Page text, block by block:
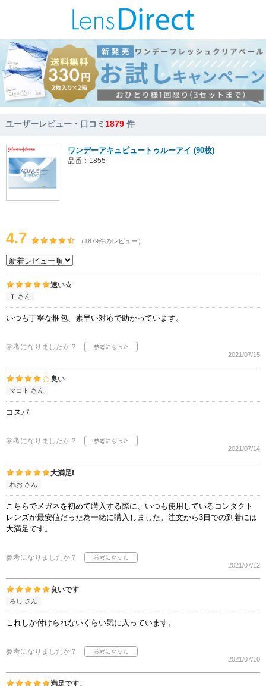
ユーザーレビュー・口コミ1879 件
ワンデーアキュビュートゥルーアイ (90枚)
品番：1855
4.7 （1879件のレビュー）
速い☆
Ｔ さん
いつも丁寧な梱包、素早い対応で助かっています。
参考になりましたか？
2021/07/15
良い
マコト さん
コスパ
参考になりましたか？
2021/07/14
大満足❗
れお さん
こちらでメガネを初めて購入する際に、いつも使用しているコンタクト
レンズが最安値だった為一緒に購入しました。注文から3日での到着には
大満足です。
参考になりましたか？
2021/07/12
良いです
ろし さん
これしか付けられないくらい気に入っています。
参考になりましたか？
2021/07/10
満足です。